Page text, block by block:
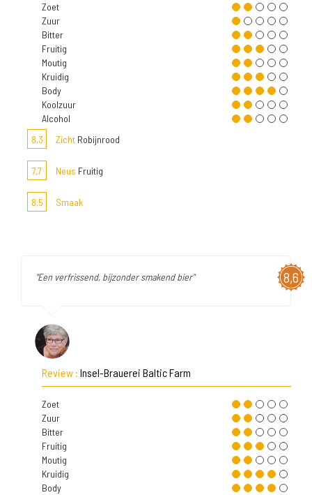
Zoet
Zuur
Bitter
Fruitig
Moutig
Kruidig
Body
Koolzuur
Alcohol
8,3
Zicht Robijnrood
7,7 Neus Fruitig
8,5 Smaak
8,6
"Een verfrissend, bijzonder smakend bier"
Review : Insel-Brauerei Baltic Farm
Zoet
Zuur
Bitter
Fruitig
Moutig
Kruidig
Body